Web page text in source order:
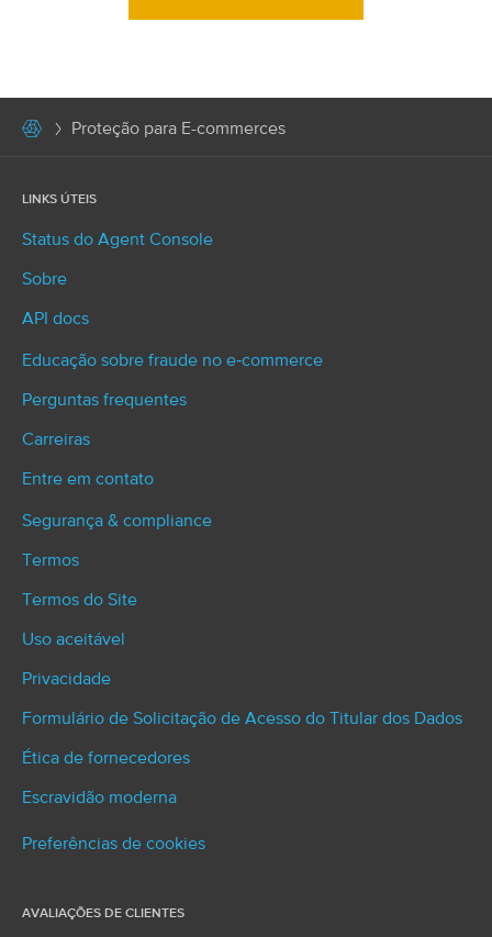
Proteção para E-commerces
LINKS ÚTEIS
Status do Agent Console
Sobre
API docs
Educação sobre fraude no e‑commerce
Perguntas frequentes
Carreiras
Entre em contato
Segurança & compliance
Termos
Termos do Site
Uso aceitável
Privacidade
Formulário de Solicitação de Acesso do Titular dos Dados
Ética de fornecedores
Escravidão moderna
Preferências de cookies
AVALIAÇÕES DE CLIENTES